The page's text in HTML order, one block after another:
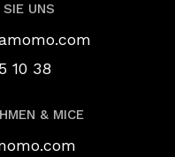
UNS
10 38
& MICE